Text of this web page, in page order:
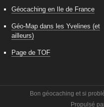
Géocaching en Ile de France
Géo-Map dans les Yvelines (et
ailleurs)
Page de TOF
Bon géocaching et si
Propulsé